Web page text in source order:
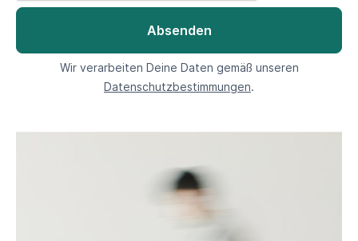
Wir verarbeiten Deine Daten gemäß unseren
Datenschutzbestimmungen.